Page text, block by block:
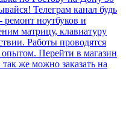
Телеграм канал будь
ноутбуков и
матрицу, клавиатуру
Работы проводятся
опытом. Перейти в магазин
же можно заказать на